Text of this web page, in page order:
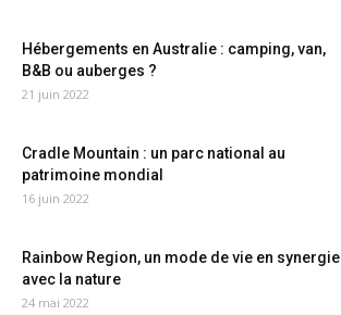
Hébergements en Australie : camping, van,
B&B ou auberges ?
21 juin 2022
Cradle Mountain : un parc national au
patrimoine mondial
16 juin 2022
Rainbow Region, un mode de vie en synergie
avec la nature
24 mai 2022